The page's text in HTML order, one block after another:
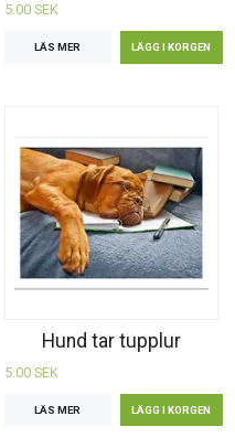
5.00 SEK
LÄS MER
Hund tar tupplur
5.00 SEK
LÄS MER